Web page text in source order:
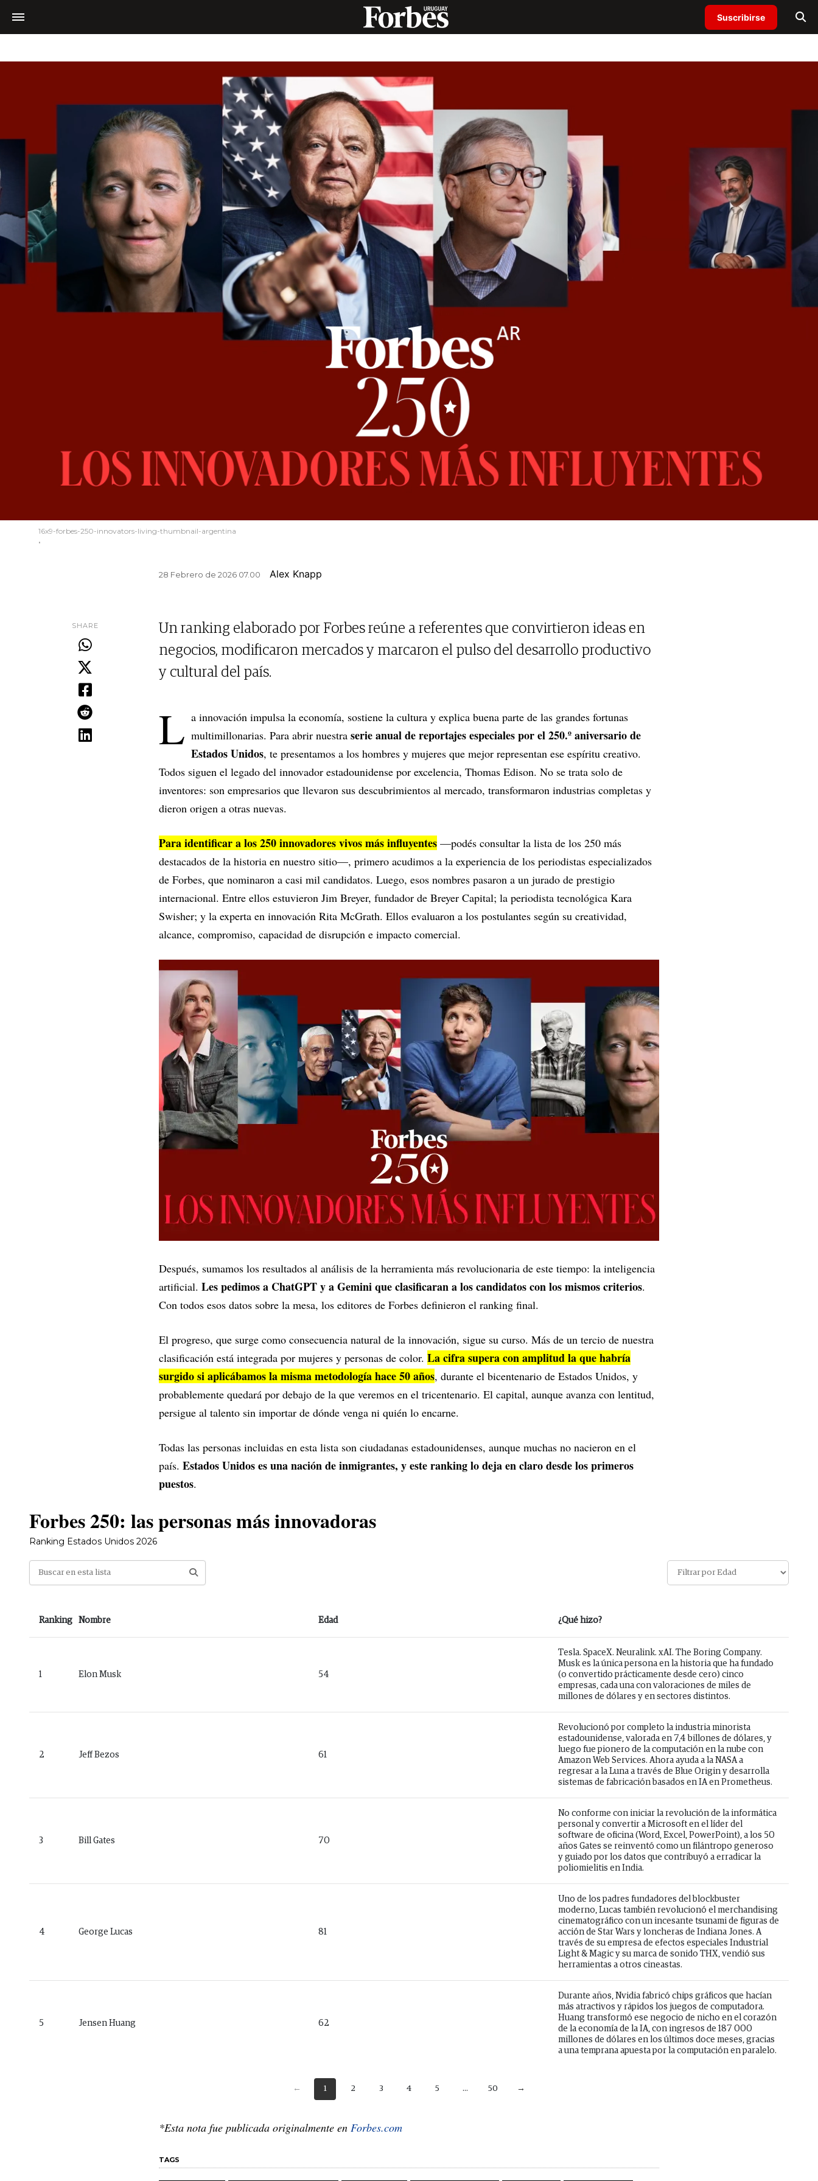
Suscribirse
16x9-forbes-250-innovators-living-thumbnail-argentina
.
28 Febrero de 2026 07.00 Alex Knapp
SHARE
Un ranking elaborado por Forbes reúne a referentes que convirtieron ideas en
negocios, modificaron mercados y marcaron el pulso del desarrollo productivo
y cultural del país.
L a innovación impulsa la economía, sostiene la cultura y explica buena parte de las grandes fortunas
multimillonarias. Para abrir nuestra serie anual de reportajes especiales por el 250.º aniversario de
Estados Unidos, te presentamos a los hombres y mujeres que mejor representan ese espíritu creativo.
Todos siguen el legado del innovador estadounidense por excelencia, Thomas Edison. No se trata solo de
inventores: son empresarios que llevaron sus descubrimientos al mercado, transformaron industrias completas y
dieron origen a otras nuevas.
Para identificar a los 250 innovadores vivos más influyentes —podés consultar la lista de los 250 más
destacados de la historia en nuestro sitio—, primero acudimos a la experiencia de los periodistas especializados
de Forbes, que nominaron a casi mil candidatos. Luego, esos nombres pasaron a un jurado de prestigio
internacional. Entre ellos estuvieron Jim Breyer, fundador de Breyer Capital; la periodista tecnológica Kara
Swisher; y la experta en innovación Rita McGrath. Ellos evaluaron a los postulantes según su creatividad,
alcance, compromiso, capacidad de disrupción e impacto comercial.
Después, sumamos los resultados al análisis de la herramienta más revolucionaria de este tiempo: la inteligencia
artificial. Les pedimos a ChatGPT y a Gemini que clasificaran a los candidatos con los mismos criterios.
Con todos esos datos sobre la mesa, los editores de Forbes definieron el ranking final.
El progreso, que surge como consecuencia natural de la innovación, sigue su curso. Más de un tercio de nuestra
clasificación está integrada por mujeres y personas de color. La cifra supera con amplitud la que habría
surgido si aplicábamos la misma metodología hace 50 años, durante el bicentenario de Estados Unidos, y
probablemente quedará por debajo de la que veremos en el tricentenario. El capital, aunque avanza con lentitud,
persigue al talento sin importar de dónde venga ni quién lo encarne.
Todas las personas incluidas en esta lista son ciudadanas estadounidenses, aunque muchas no nacieron en el
país. Estados Unidos es una nación de inmigrantes, y este ranking lo deja en claro desde los primeros
puestos.
Forbes 250: las personas más innovadoras
Ranking Estados Unidos 2026
Ranking Nombre Edad ¿Qué hizo?
1 Elon Musk 54
Tesla. SpaceX. Neuralink. xAI. The Boring Company.
Musk es la única persona en la historia que ha fundado
(o convertido prácticamente desde cero) cinco
empresas, cada una con valoraciones de miles de
millones de dólares y en sectores distintos.
2 Jeff Bezos 61
Revolucionó por completo la industria minorista
estadounidense, valorada en 7,4 billones de dólares, y
luego fue pionero de la computación en la nube con
Amazon Web Services. Ahora ayuda a la NASA a
regresar a la Luna a través de Blue Origin y desarrolla
sistemas de fabricación basados en IA en Prometheus.
3 Bill Gates 70
No conforme con iniciar la revolución de la informática
personal y convertir a Microsoft en el líder del
software de oficina (Word, Excel, PowerPoint), a los 50
años Gates se reinventó como un filántropo generoso
y guiado por los datos que contribuyó a erradicar la
poliomielitis en India.
4 George Lucas 81
Uno de los padres fundadores del blockbuster
moderno, Lucas también revolucionó el merchandising
cinematográfico con un incesante tsunami de figuras de
acción de Star Wars y loncheras de Indiana Jones. A
través de su empresa de efectos especiales Industrial
Light & Magic y su marca de sonido THX, vendió sus
herramientas a otros cineastas.
5 Jensen Huang 62
Durante años, Nvidia fabricó chips gráficos que hacían
más atractivos y rápidos los juegos de computadora.
Huang transformó ese negocio de nicho en el corazón
de la economía de la IA, con ingresos de 187 000
millones de dólares en los últimos doce meses, gracias
a una temprana apuesta por la computación en paralelo.
← 1 2 3 4 5 ... 50 →
*Esta nota fue publicada originalmente en Forbes.com
TAGS